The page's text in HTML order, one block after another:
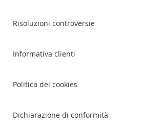
Risoluzioni controversie
Informativa clienti
Politica dei cookies
Dichiarazione di conformità